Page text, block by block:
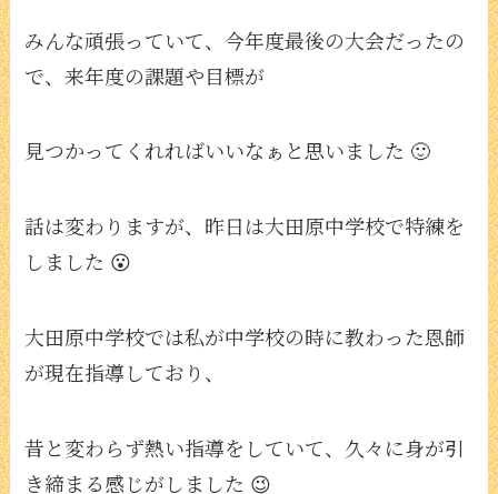
みんな頑張っていて、今年度最後の大会だったの
で、来年度の課題や目標が
見つかってくれればいいなぁと思いました 🙂
話は変わりますが、昨日は大田原中学校で特練を
しました 😮
大田原中学校では私が中学校の時に教わった恩師
が現在指導しており、
昔と変わらず熱い指導をしていて、久々に身が引
き締まる感じがしました 😉